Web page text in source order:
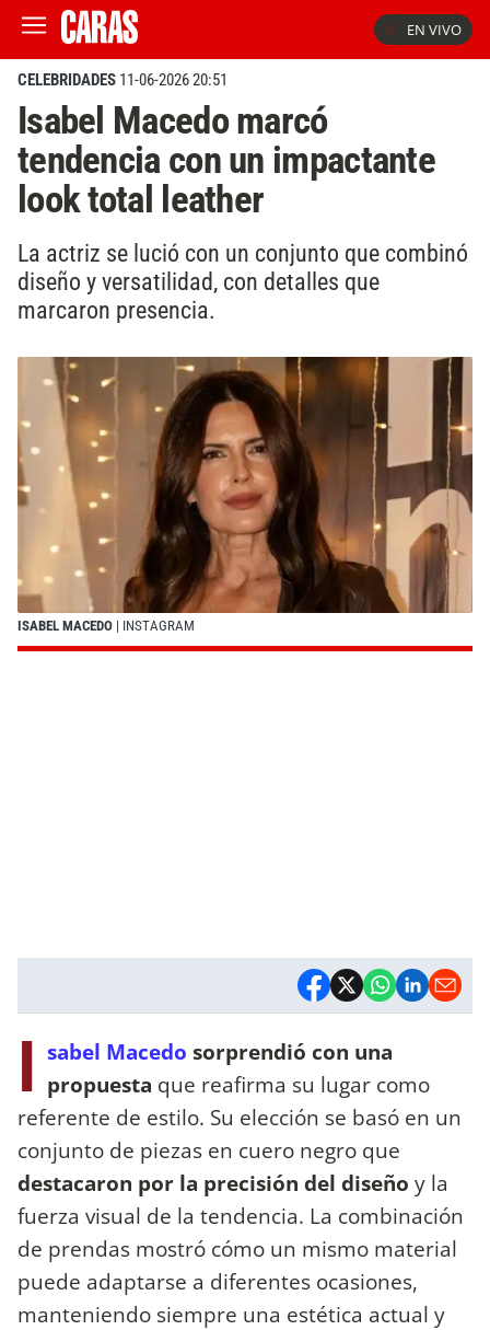
EN VIVO
CELEBRIDADES 11-06-2026 20:51
Isabel Macedo marcó
tendencia con un impactante
look total leather
La actriz se lució con un conjunto que combinó
diseño y versatilidad, con detalles que
marcaron presencia.
ISABEL MACEDO | INSTAGRAM
I sabel Macedo sorprendió con una
propuesta que reafirma su lugar como
referente de estilo. Su elección se basó en un
conjunto de piezas en cuero negro que
destacaron por la precisión del diseño y la
fuerza visual de la tendencia. La combinación
de prendas mostró cómo un mismo material
puede adaptarse a diferentes ocasiones,
manteniendo siempre una estética actual y